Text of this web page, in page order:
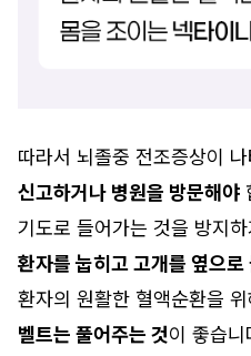
따라서 뇌졸중 전조증상이
신고하거나 병원을 방문해야
기도로 들어가는 것을 방지하
환자를 눕히고 고개를 옆으로
환자의 원활한 혈액순환을 위
벨트는 풀어주는 것이 좋습니